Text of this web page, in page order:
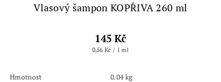
Vlasový šampon KOPŘIVA 260 ml
145 Kč
0,56 Kč / 1 ml
Hmotnost 0.04 kg